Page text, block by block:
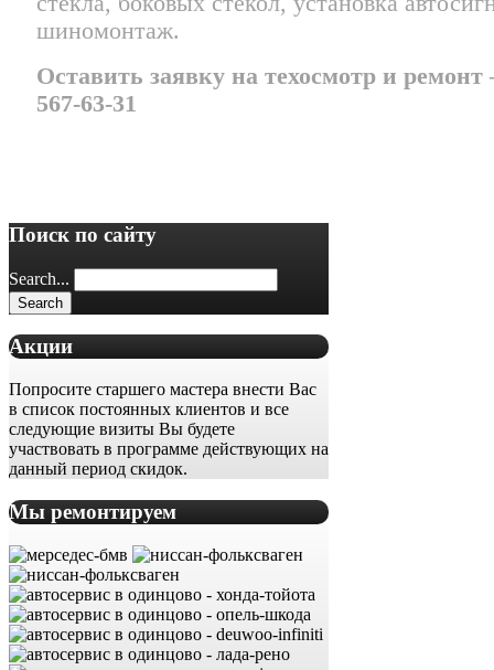
шиномонтаж.
Оставить заявку на техосмотр и ремонт
567-63-31
Поиск по сайту
Search...
Акции
Попросите старшего мастера внести Вас
в список постоянных клиентов и все
следующие визиты Вы будете
участвовать в программе действующих на
данный период скидок.
Мы ремонтируем